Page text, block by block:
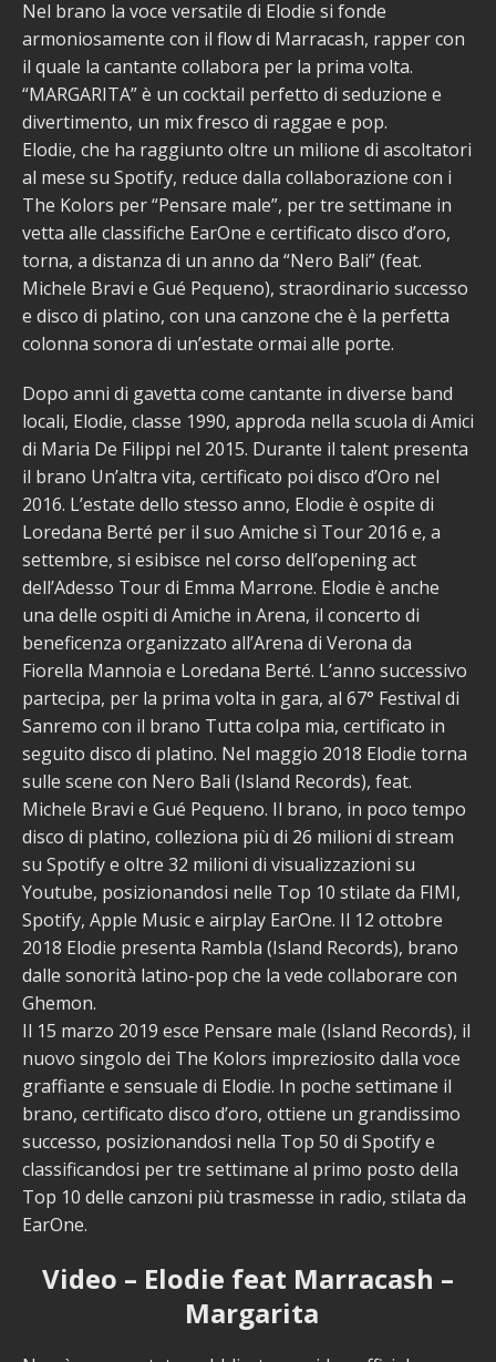
Nel brano la voce versatile di Elodie si fonde
armoniosamente con il flow di Marracash, rapper con
il quale la cantante collabora per la prima volta.
“MARGARITA” è un cocktail perfetto di seduzione e
divertimento, un mix fresco di raggae e pop.
Elodie, che ha raggiunto oltre un milione di ascoltatori
al mese su Spotify, reduce dalla collaborazione con i
The Kolors per “Pensare male”, per tre settimane in
vetta alle classifiche EarOne e certificato disco d’oro,
torna, a distanza di un anno da “Nero Bali” (feat.
Michele Bravi e Gué Pequeno), straordinario successo
e disco di platino, con una canzone che è la perfetta
colonna sonora di un’estate ormai alle porte.
Dopo anni di gavetta come cantante in diverse band
locali, Elodie, classe 1990, approda nella scuola di Amici
di Maria De Filippi nel 2015. Durante il talent presenta
il brano Un’altra vita, certificato poi disco d’Oro nel
2016. L’estate dello stesso anno, Elodie è ospite di
Loredana Berté per il suo Amiche sì Tour 2016 e, a
settembre, si esibisce nel corso dell’opening act
dell’Adesso Tour di Emma Marrone. Elodie è anche
una delle ospiti di Amiche in Arena, il concerto di
beneficenza organizzato all’Arena di Verona da
Fiorella Mannoia e Loredana Berté. L’anno successivo
partecipa, per la prima volta in gara, al 67° Festival di
Sanremo con il brano Tutta colpa mia, certificato in
seguito disco di platino. Nel maggio 2018 Elodie torna
sulle scene con Nero Bali (Island Records), feat.
Michele Bravi e Gué Pequeno. Il brano, in poco tempo
disco di platino, colleziona più di 26 milioni di stream
su Spotify e oltre 32 milioni di visualizzazioni su
Youtube, posizionandosi nelle Top 10 stilate da FIMI,
Spotify, Apple Music e airplay EarOne. Il 12 ottobre
2018 Elodie presenta Rambla (Island Records), brano
dalle sonorità latino-pop che la vede collaborare con
Ghemon.
Il 15 marzo 2019 esce Pensare male (Island Records), il
nuovo singolo dei The Kolors impreziosito dalla voce
graffiante e sensuale di Elodie. In poche settimane il
brano, certificato disco d’oro, ottiene un grandissimo
successo, posizionandosi nella Top 50 di Spotify e
classificandosi per tre settimane al primo posto della
Top 10 delle canzoni più trasmesse in radio, stilata da
EarOne.
Video – Elodie feat Marracash –
Margarita